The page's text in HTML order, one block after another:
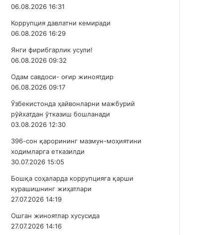
06.08.2026 16:31
Коррупция давлатни кемиради
06.08.2026 16:29
Янги фирибгарлик усули!
06.08.2026 09:32
Одам савдоси- оғир жиноятдир
06.08.2026 09:17
Ўзбекистонда ҳайвонларни мажбурий
рўйхатдан ўтказиш бошланади
03.08.2026 12:30
396-сон қарорининг мазмун-моҳиятини
ходимларга етказилди
30.07.2026 15:05
Бошқа соҳаларда коррупцияга қарши
курашишнинг жиҳатлари
27.07.2026 14:19
Ошган жиноятлар хусусида
27.07.2026 14:16